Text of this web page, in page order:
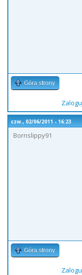
Góra strony
czw., 02/06/2011 - 16:23
Bornslippy91
Góra strony